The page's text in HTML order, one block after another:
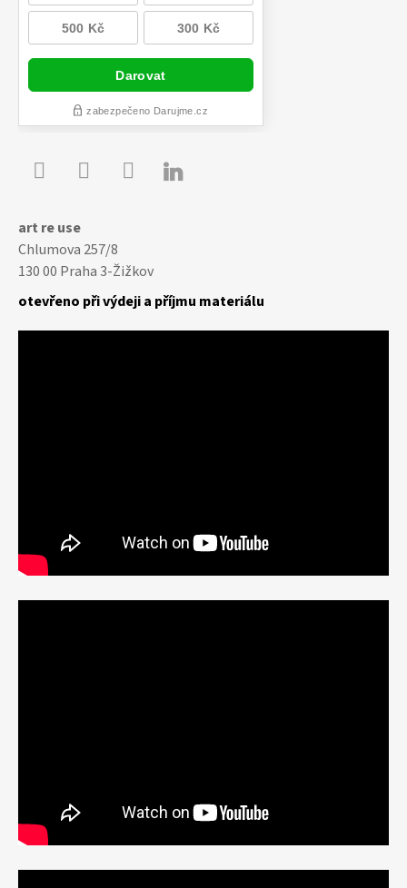

art re use
Chlumova 257/8
130 00 Praha 3-Žižkov
otevřeno při výdeji a příjmu materiálu